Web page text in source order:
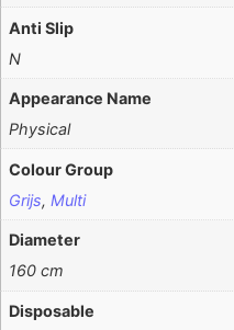
Anti Slip
N
Appearance Name
Physical
Colour Group
Grijs, Multi
Diameter
160 cm
Disposable